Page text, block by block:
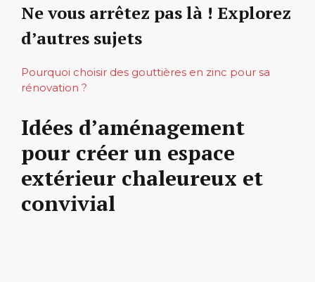
Ne vous arrêtez pas là ! Explorez
d’autres sujets
Pourquoi choisir des gouttières en zinc pour sa
rénovation ?
Idées d’aménagement
pour créer un espace
extérieur chaleureux et
convivial